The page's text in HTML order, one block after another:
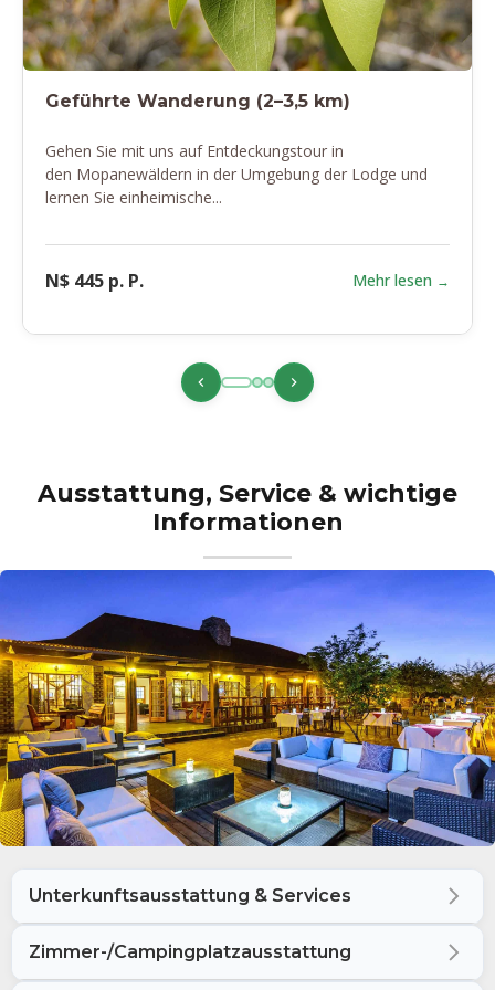
Geführte Wanderung (2–3,5 km)
Gehen Sie mit uns auf Entdeckungstour in
den Mopanewäldern in der Umgebung der Lodge und
lernen Sie einheimische...
N$ 445 p. P. Mehr lesen
Ausstattung, Service & wichtige
Informationen
Unterkunftsausstattung & Services
Zimmer-/Campingplatzausstattung